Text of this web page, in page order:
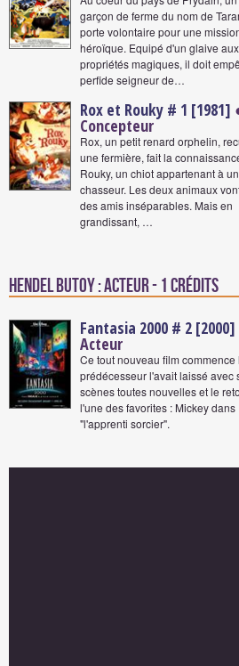
garçon de ferme du nom de
porte volontaire pour une
héroïque. Equipé d'un glaive aux
propriétés magiques, il doit
perfide seigneur de…
Rox et Rouky # 1 [1981]
Concepteur
Rox, un petit renard orphelin,
une fermière, fait la
Rouky, un chiot appartenant à un
chasseur. Les deux animaux
des amis inséparables. Mais en
grandissant, …
Hendel Butoy : Acteur - 1 crédits
Fantasia 2000 # 2 [2000]
Acteur
Ce tout nouveau film commence
prédécesseur l'avait laissé avec
scènes toutes nouvelles et le
l'une des favorites : Mickey dans
"l'apprenti sorcier".